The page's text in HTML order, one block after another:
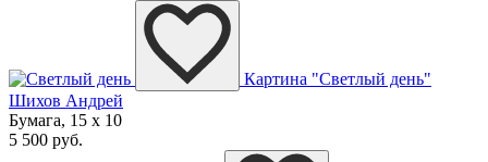
Картина "Светлый день"
Шихов Андрей
Бумага, 15 x 10
5 500 руб.